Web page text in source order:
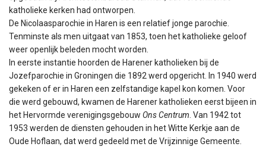
katholieke kerken had ontworpen.
De Nicolaasparochie in Haren is een relatief jonge parochie.
Tenminste als men uitgaat van 1853, toen het katholieke geloof
weer openlijk beleden mocht worden.
In eerste instantie hoorden de Harener katholieken bij de
Jozefparochie in Groningen die 1892 werd opgericht. In 1940 werd
gekeken of er in Haren een zelfstandige kapel kon komen. Voor
die werd gebouwd, kwamen de Harener katholieken eerst bijeen in
het Hervormde verenigingsgebouw Ons Centrum . Van 1942 tot
1953 werden de diensten gehouden in het Witte Kerkje aan de
Oude Hoflaan, dat werd gedeeld met de Vrijzinnige Gemeente.